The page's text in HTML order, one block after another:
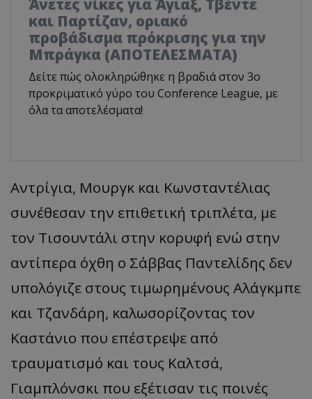
Άνετες νίκες για Άγιαξ, Τβέντε
και Παρτίζαν, οριακό
προβάδισμα πρόκρισης για την
Μπράγκα (ΑΠΟΤΕΛΕΣΜΑΤΑ)
Δείτε πώς ολοκληρώθηκε η βραδιά στον 3ο
προκριματικό γύρο του Conference League, με
όλα τα αποτελέσματα!
Αντρίγια, Μουργκ και Κωνσταντέλιας
συνέθεσαν την επιθετική τριπλέτα, με
τον Τισουντάλι στην κορυφή ενώ στην
αντίπερα όχθη ο Σάββας Παντελίδης δεν
υπολόγιζε στους τιμωρημένους Αλάγκμπε
και Τζανδάρη, καλωσορίζοντας τον
Καστάνιο που επέστρεψε από
τραυματισμό και τους Καλτσά,
Γιαμπλόνσκι που εξέτισαν τις ποινές